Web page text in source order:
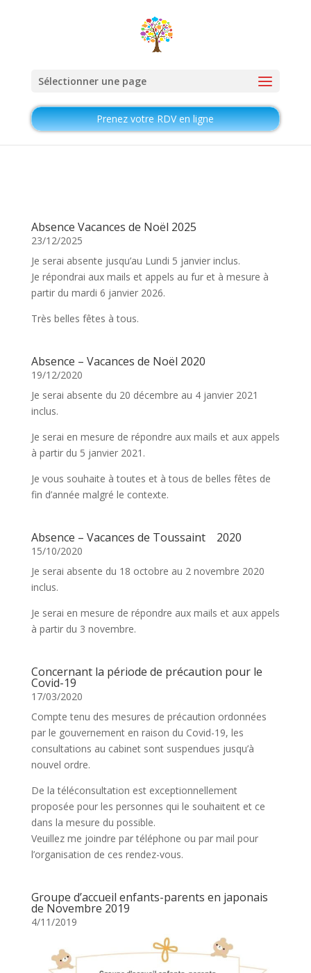
Sélectionner une page
Prenez votre RDV en ligne
Absence Vacances de Noël 2025
23/12/2025
Je serai absente jusqu’au Lundi 5 janvier inclus.
Je répondrai aux mails et appels au fur et à mesure à
partir du mardi 6 janvier 2026.
Très belles fêtes à tous.
Absence – Vacances de Noël 2020
19/12/2020
Je serai absente du 20 décembre au 4 janvier 2021
inclus.
Je serai en mesure de répondre aux mails et aux appels
à partir du 5 janvier 2021.
Je vous souhaite à toutes et à tous de belles fêtes de
fin d’année malgré le contexte.
Absence – Vacances de Toussaint 2020
15/10/2020
Je serai absente du 18 octobre au 2 novembre 2020
inclus.
Je serai en mesure de répondre aux mails et aux appels
à partir du 3 novembre.
Concernant la période de précaution pour le
Covid-19
17/03/2020
Compte tenu des mesures de précaution ordonnées
par le gouvernement en raison du Covid-19, les
consultations au cabinet sont suspendues jusqu’à
nouvel ordre.
De la téléconsultation est exceptionnellement
proposée pour les personnes qui le souhaitent et ce
dans la mesure du possible.
Veuillez me joindre par téléphone ou par mail pour
l’organisation de ces rendez-vous.
Groupe d’accueil enfants-parents en japonais
de Novembre 2019
4/11/2019